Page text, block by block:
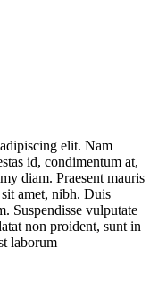
elit. Nam
id, condimentum at,
diam. Praesent mauris
amet, nibh. Duis
Suspendisse vulputate
non proident, sunt in
laborum